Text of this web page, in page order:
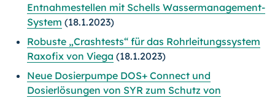
Entnahmestellen mit Schells Wassermanagement-
System (18.1.2023)
Robuste „Crashtests“ für das Rohrleitungssystem
Raxofix von Viega (18.1.2023)
Neue Dosierpumpe DOS+ Connect und
Dosierlösungen von SYR zum Schutz von